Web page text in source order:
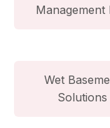
Management
Wet
Solutions